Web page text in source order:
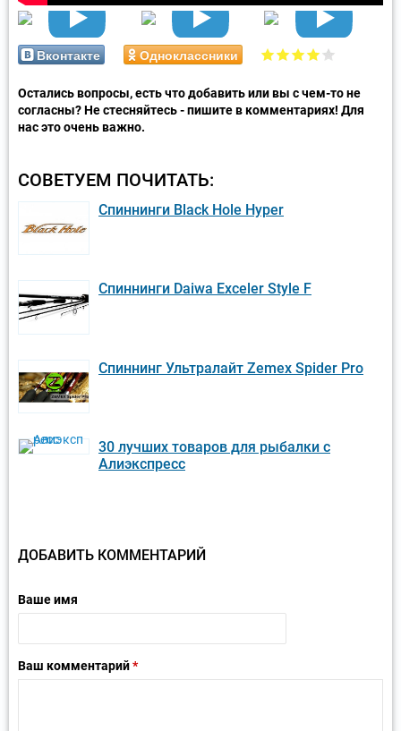
Вконтакте Одноклассники
Остались вопросы, есть что добавить или вы с чем-то не
согласны? Не стесняйтесь - пишите в комментариях! Для
нас это очень важно.
СОВЕТУЕМ ПОЧИТАТЬ:
Спиннинги Black Hole Hyper
Спиннинги Daiwa Exceler Style F
Спиннинг Ультралайт Zemex Spider Pro
30 лучших товаров для рыбалки с
Алиэкспресс
ДОБАВИТЬ КОММЕНТАРИЙ
Ваше имя
Ваш комментарий*